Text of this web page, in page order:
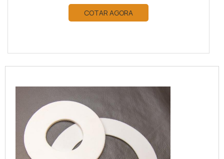
COTAR AGORA